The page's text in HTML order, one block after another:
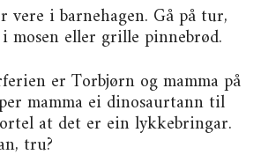
i barnehagen. Gå på tur,
eller grille pinnebrød.
er Torbjørn og mamma på
mamma ei dinosaurtann til
at det er ein lykkebringar.
tru?